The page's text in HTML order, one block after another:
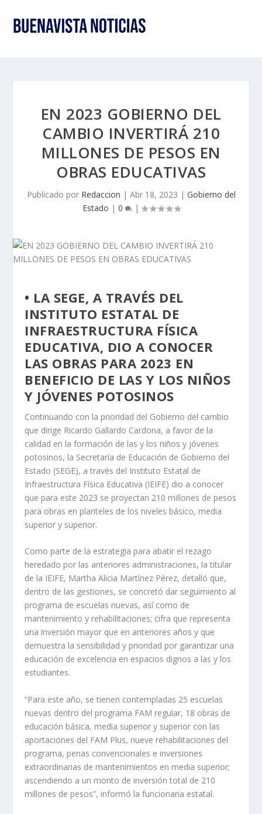
EN 2023 GOBIERNO DEL
CAMBIO INVERTIRÁ 210
MILLONES DE PESOS EN
OBRAS EDUCATIVAS
Publicado por Redaccion | Abr 18, 2023 | Gobierno del
Estado | 0 |
• LA SEGE, A TRAVÉS DEL
INSTITUTO ESTATAL DE
INFRAESTRUCTURA FÍSICA
EDUCATIVA, DIO A CONOCER
LAS OBRAS PARA 2023 EN
BENEFICIO DE LAS Y LOS NIÑOS
Y JÓVENES POTOSINOS
Continuando con la prioridad del Gobierno del cambio
que dirige Ricardo Gallardo Cardona, a favor de la
calidad en la formación de las y los niños y jóvenes
potosinos, la Secretaría de Educación de Gobierno del
Estado (SEGE), a través del Instituto Estatal de
Infraestructura Física Educativa (IEIFE) dio a conocer
que para este 2023 se proyectan 210 millones de pesos
para obras en planteles de los niveles básico, media
superior y superior.
Como parte de la estrategia para abatir el rezago
heredado por las anteriores administraciones, la titular
de la IEIFE, Martha Alicia Martínez Pérez, detalló que,
dentro de las gestiones, se concretó dar seguimiento al
programa de escuelas nuevas, así como de
mantenimiento y rehabilitaciones; cifra que representa
una inversión mayor que en anteriores años y que
demuestra la sensibilidad y prioridad por garantizar una
educación de excelencia en espacios dignos a las y los
estudiantes.
“Para este año, se tienen contempladas 25 escuelas
nuevas dentro del programa FAM regular, 18 obras de
educación básica, media superior y superior con las
aportaciones del FAM Plus, nueve rehabilitaciones del
programa, penas convencionales e inversiones
extraordinarias de mantenimientos en media superior;
ascendiendo a un monto de inversión total de 210
millones de pesos”, informó la funcionaria estatal.